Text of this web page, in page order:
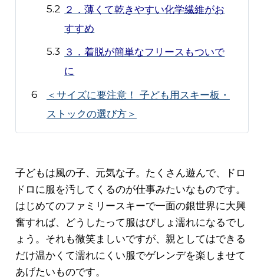
２．薄くて乾きやすい化学繊維がお
すすめ
３．着脱が簡単なフリースもついで
に
＜サイズに要注意！ 子ども用スキー板・
ストックの選び方＞
子どもは風の子、元気な子。たくさん遊んで、ドロ
ドロに服を汚してくるのが仕事みたいなものです。
はじめてのファミリースキーで一面の銀世界に大興
奮すれば、どうしたって服はびしょ濡れになるでし
ょう。それも微笑ましいですが、親としてはできる
だけ温かくて濡れにくい服でゲレンデを楽しませて
あげたいものです。